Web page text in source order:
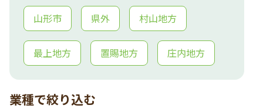
山形市 県外 村山地方
最上地方 置賜地方 庄内地方
業種で絞り込む